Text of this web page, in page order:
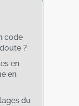
code
?
en
en
du